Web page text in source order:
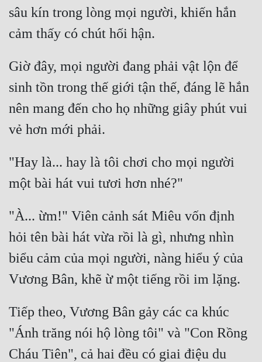
sâu kín trong lòng mọi người, khiến hắn
Giờ đây, mọi người đang phải vật lộn để
sinh tồn trong thế giới tận thế, đáng lẽ hắn
nên mang đến cho họ những giây phút vui
"Hay là... hay là tôi chơi cho mọi người
"À... ừm!" Viên cảnh sát Miêu vốn định
hỏi tên bài hát vừa rồi là gì, nhưng nhìn
biểu cảm của mọi người, nàng hiểu ý của
Tiếp theo, Vương Bân gảy các ca khúc
"Ánh trăng nói hộ lòng tôi" và "Con Rồng
Cháu Tiên", cả hai đều có giai điệu du